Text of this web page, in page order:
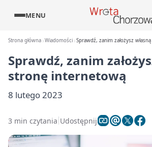
MENU
Strona główna Wiadomości Sprawdź, zanim założysz
Sprawdź, zanim
stronę internetową
8 lutego 2023
3 min czytania Udostępnij